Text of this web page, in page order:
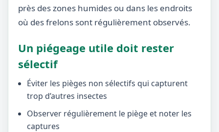
près des zones humides ou dans les endroits
où des frelons sont régulièrement observés.
Un piégeage utile doit rester
sélectif
Éviter les pièges non sélectifs qui capturent
trop d’autres insectes
Observer régulièrement le piège et noter les
captures